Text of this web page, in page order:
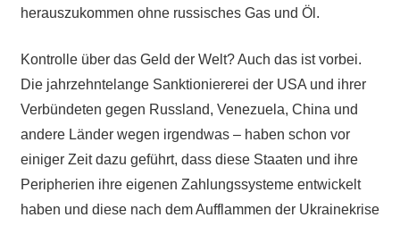
herauszukommen ohne russisches Gas und Öl.
Kontrolle über das Geld der Welt? Auch das ist vorbei.
Die jahrzehntelange Sanktioniererei der USA und ihrer
Verbündeten gegen Russland, Venezuela, China und
andere Länder wegen irgendwas – haben schon vor
einiger Zeitdazu geführt, dass diese Staaten und ihre
Peripherien ihre eigenen Zahlungssysteme entwickelt
haben und diese nach dem Aufflammen der Ukrainekrise